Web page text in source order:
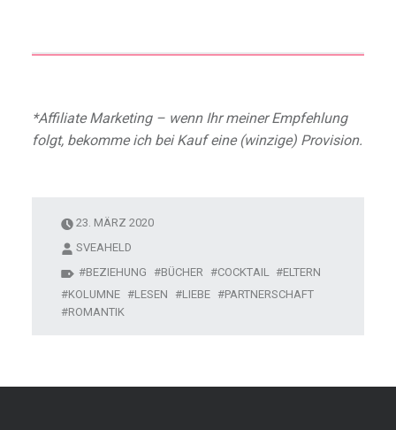
*Affiliate Marketing – wenn Ihr meiner Empfehlung
folgt, bekomme ich bei Kauf eine (winzige) Provision.
23. MÄRZ 2020
SVEAHELD
BEZIEHUNG
BÜCHER COCKTAIL
ELTERN
KOLUMNE
LESEN LIEBE
PARTNERSCHAFT
ROMANTIK